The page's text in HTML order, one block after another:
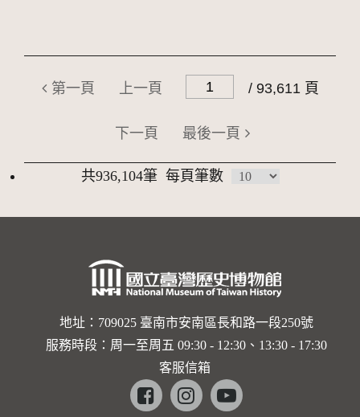
第一頁 上一頁 / 93,611 頁
下一頁 最後一頁
共936,104筆 每頁筆數
地址：709025 臺南市安南區長和路一段250號
服務時段：周一至周五 09:30 - 12:30、13:30 - 17:30
客服信箱
Facebookinstagramyoutube